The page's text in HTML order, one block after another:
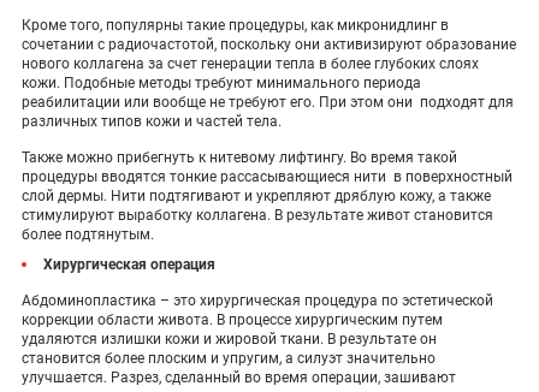
Кроме того, популярны такие процедуры, как микронидлинг в
сочетании с радиочастотой, поскольку они активизируют образование
нового коллагена за счет генерации тепла в более глубоких слоях
кожи. Подобные методы требуют минимального периода
реабилитации или вообще не требуют его. При этом они подходят для
различных типов кожи и частей тела.
Также можно прибегнуть к нитевому лифтингу. Во время такой
процедуры вводятся тонкие рассасывающиеся нити в поверхностный
слой дермы. Нити подтягивают и укрепляют дряблую кожу, а также
стимулируют выработку коллагена. В результате живот становится
более подтянутым.
Хирургическая операция
Абдоминопластика – это хирургическая процедура по эстетической
коррекции области живота. В процессе хирургическим путем
удаляются излишки кожи и жировой ткани. В результате он
становится более плоским и упругим, а силуэт значительно
улучшается. Разрез, сделанный во время операции, зашивают